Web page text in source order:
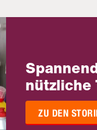
nützliche
ZU DEN